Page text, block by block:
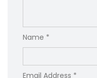
Name *
Email Address *